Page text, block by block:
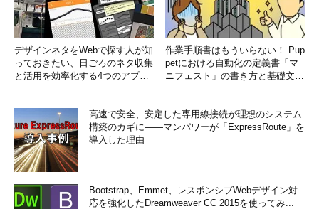
デザインネタをWebで探す人が知
っておきたい、日ごろのネタ収集
と活用を効率化する4つのアプリ
作業手順書はもういらない！ Pup
petにおける自動化の定義書「マ
ニフェスト」の書き方と基礎文法
高速で安全、安定した専用線接続が理想のシステム
構築のカギに――マンパワーが「ExpressRoute」を
導入した理由
Bootstrap、Emmet、レスポンシブWebデザイン対
応を強化したDreamweaver CC 2015を使ってみ...